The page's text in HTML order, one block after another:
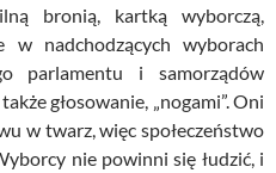
bronią, kartką wyborczą,
w nadchodzących wyborach
parlamentu i samorządów
głosowanie, „nogami”. Oni
w twarz, więc społeczeństwo
nie powinni się łudzić, i